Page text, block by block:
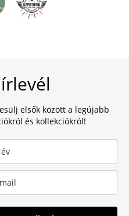
elsők között a legújabb
és kollekciókról!